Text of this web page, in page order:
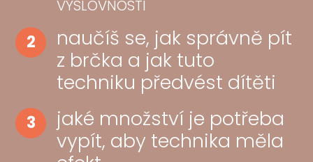
VÝSLOVNOSTI
2
naučíš se, jak správně pít
z brčka a jak tuto
techniku předvést dítěti
3
jaké množství je potřeba
vypít, aby technika měla